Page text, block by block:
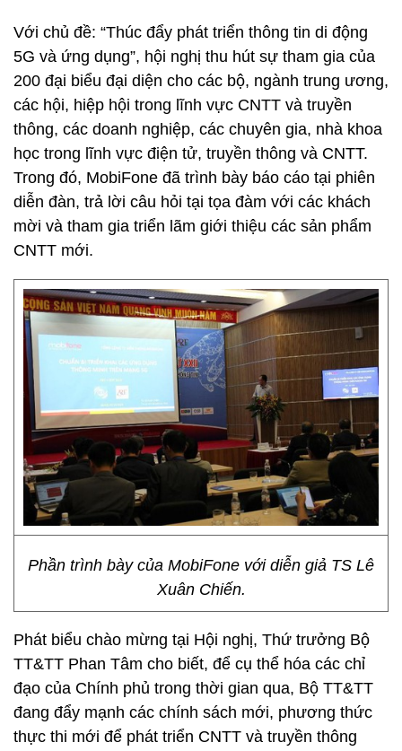
Với chủ đề: “Thúc đẩy phát triển thông tin di động
5G và ứng dụng”, hội nghị thu hút sự tham gia của
200 đại biểu đại diện cho các bộ, ngành trung ương,
các hội, hiệp hội trong lĩnh vực CNTT và truyền
thông, các doanh nghiệp, các chuyên gia, nhà khoa
học trong lĩnh vực điện tử, truyền thông và CNTT.
Trong đó, MobiFone đã trình bày báo cáo tại phiên
diễn đàn, trả lời câu hỏi tại tọa đàm với các khách
mời và tham gia triển lãm giới thiệu các sản phẩm
CNTT mới.
Phần trình bày của MobiFone với diễn giả TS Lê
Xuân Chiến.
Phát biểu chào mừng tại Hội nghị, Thứ trưởng Bộ
TT&TT Phan Tâm cho biết, để cụ thể hóa các chỉ
đạo của Chính phủ trong thời gian qua, Bộ TT&TT
đang đẩy mạnh các chính sách mới, phương thức
thực thi mới để phát triển CNTT và truyền thông